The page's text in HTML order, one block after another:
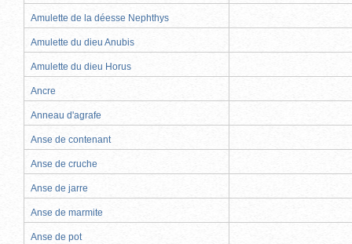
Amulette de la déesse Nephthys
Amulette du dieu Anubis
Amulette du dieu Horus
Ancre
Anneau d'agrafe
Anse de contenant
Anse de cruche
Anse de jarre
Anse de marmite
Anse de pot